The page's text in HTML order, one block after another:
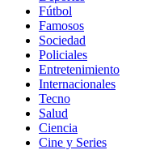
Fútbol
Famosos
Sociedad
Policiales
Entretenimiento
Internacionales
Tecno
Salud
Ciencia
Cine y Series